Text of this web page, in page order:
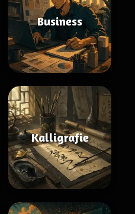
Business
Kalligrafie